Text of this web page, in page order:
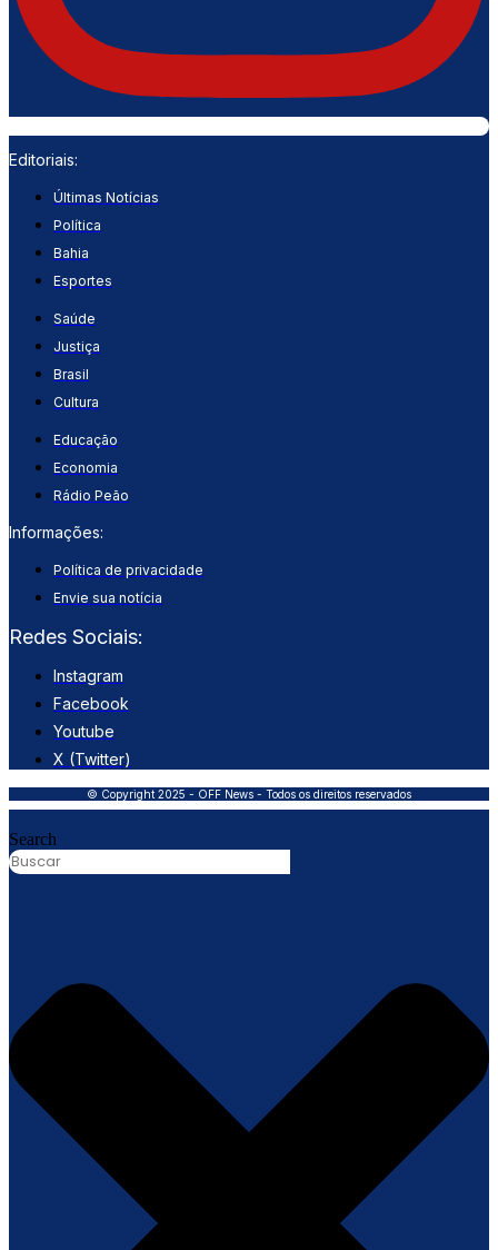
Editoriais:
Últimas Notícias
Política
Bahia
Esportes
Saúde
Justiça
Brasil
Cultura
Educação
Economia
Rádio Peão
Informações:
Política de privacidade
Envie sua notícia
Redes Sociais:
Instagram
Facebook
Youtube
X (Twitter)
© Copyright 2025 - OFF News - Todos os direitos reservados
Search